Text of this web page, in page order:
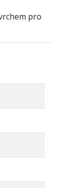
pro